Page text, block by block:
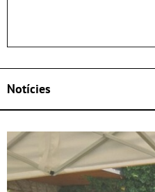
Notícies